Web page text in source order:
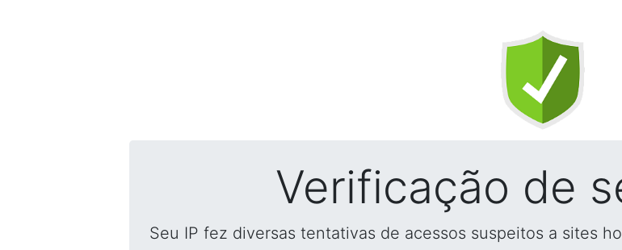
Verificação de
Seu IP fez diversas tentativas de acessos suspeitos a sites